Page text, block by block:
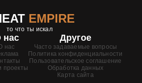
EMPIRE
то что ты искал
нас
нас
проекты
Другое
Часто задаваемые вопросы
Политика конфиденциальности
Пользовательское соглашение
Обработка данных
Карта сайта